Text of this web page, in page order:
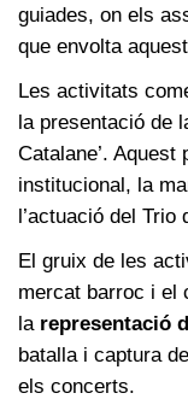
guiades, on els
que envolta
Les activitats
la presentació de
Catalane’. Aquest
institucional, la
l’actuació del Trio
El gruix de les
mercat barroc i el
la representació
batalla i captura
els concerts.